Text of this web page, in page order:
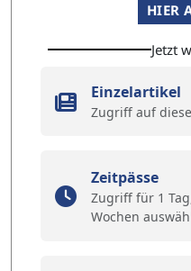
HIER
Jetzt
Einzelartikel
Zugriff auf
Zeitpässe
Zugriff für 1
Wochen